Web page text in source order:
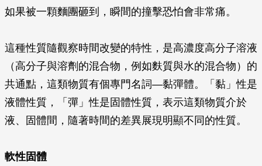
如果被一顆麵團砸到，瞬間的撞擊恐怕會非常痛。
這種性質隨觀察時間改變的特性，是高濃度高分子溶液
（高分子與溶劑的混合物，例如麩質與水的混合物）的
共通點，這類物質有個專門名詞—黏彈體。「黏」性是
液體性質，「彈」性是固體性質，表示這類物質介於
液、固體間，隨著時間的差異展現明顯不同的性質。
軟性固體